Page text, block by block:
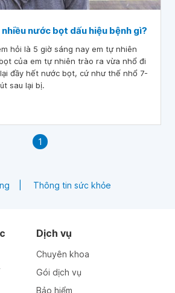
nước bọt dấu hiệu bệnh gì?
hỏi là 5 giờ sáng nay em tự nhiên
của em tự nhiên trào ra vừa nhổ đi
đầy hết nước bọt, cứ như thế nhổ 7-
sau lại bị.
1
Thông tin sức khỏe
Dịch vụ
Chuyên khoa
Gói dịch vụ
Bảo hiểm